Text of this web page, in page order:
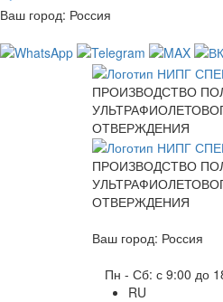
Ваш город: Россия
ПРОИЗВОДСТВО
ОТВЕРЖДЕНИЯ
ПРОИЗВОДСТВО
ОТВЕРЖДЕНИЯ
Ваш город: Россия
Пн - Сб: с 9:00 до
RU